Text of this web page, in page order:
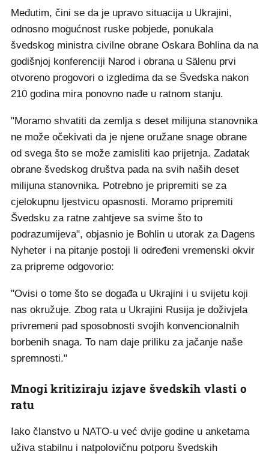
Međutim, čini se da je upravo situacija u Ukrajini,
odnosno mogućnost ruske pobjede, ponukala
švedskog ministra civilne obrane Oskara Bohlina da na
godišnjoj konferenciji Narod i obrana u Sälenu prvi
otvoreno progovori o izgledima da se Švedska nakon
210 godina mira ponovno nađe u ratnom stanju.
"Moramo shvatiti da zemlja s deset milijuna stanovnika
ne može očekivati da je njene oružane snage obrane
od svega što se može zamisliti kao prijetnja. Zadatak
obrane švedskog društva pada na svih naših deset
milijuna stanovnika. Potrebno je pripremiti se za
cjelokupnu ljestvicu opasnosti. Moramo pripremiti
Švedsku za ratne zahtjeve sa svime što to
podrazumijeva", objasnio je Bohlin u utorak za Dagens
Nyheter i na pitanje postoji li određeni vremenski okvir
za pripreme odgovorio:
"Ovisi o tome što se događa u Ukrajini i u svijetu koji
nas okružuje. Zbog rata u Ukrajini Rusija je doživjela
privremeni pad sposobnosti svojih konvencionalnih
borbenih snaga. To nam daje priliku za jačanje naše
spremnosti."
Mnogi kritiziraju izjave švedskih vlasti o
ratu
Iako članstvo u NATO-u već dvije godine u anketama
uživa stabilnu i natpolovičnu potporu švedskih